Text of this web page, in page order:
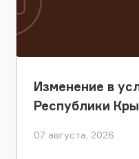
Изменение в
Республики
07 августа, 2026